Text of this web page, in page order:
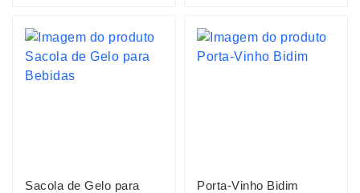
Sacola de Gelo para
Porta-Vinho Bidim